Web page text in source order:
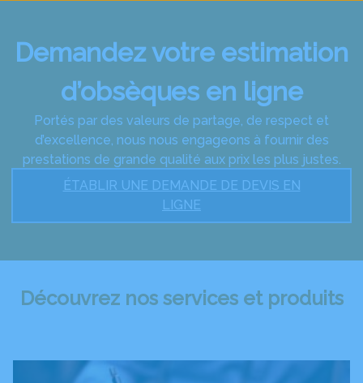
Demandez votre estimation
d’obsèques en ligne
Portés par des valeurs de partage, de respect et
d’excellence, nous nous engageons à fournir des
prestations de grande qualité aux prix les plus justes.
ÉTABLIR UNE DEMANDE DE DEVIS EN
LIGNE
Découvrez nos services et produits